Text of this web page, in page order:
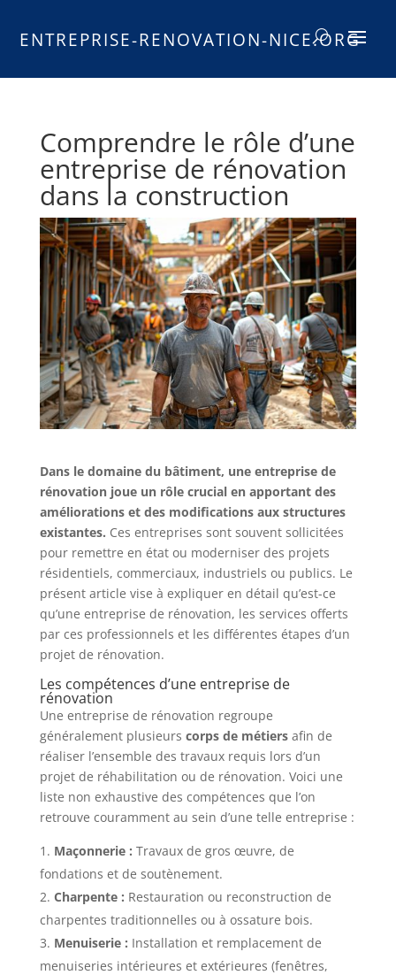
ENTREPRISE-RENOVATION-NICE.ORG
Comprendre le rôle d’une
entreprise de rénovation
dans la construction
Dans le domaine du bâtiment, une entreprise de
rénovation joue un rôle crucial en apportant des
améliorations et des modifications aux structures
existantes. Ces entreprises sont souvent sollicitées
pour remettre en état ou moderniser des projets
résidentiels, commerciaux, industriels ou publics. Le
présent article vise à expliquer en détail qu’est-ce
qu’une entreprise de rénovation, les services offerts
par ces professionnels et les différentes étapes d’un
projet de rénovation.
Les compétences d’une entreprise de
rénovation
Une entreprise de rénovation regroupe
généralement plusieurs corps de métiersafin de
réaliser l’ensemble des travaux requis lors d’un
projet de réhabilitation ou de rénovation. Voici une
liste non exhaustive des compétences que l’on
retrouve couramment au sein d’une telle entreprise :
Maçonnerie : Travaux de gros œuvre, de
fondations et de soutènement.
Charpente : Restauration ou reconstruction de
charpentes traditionnelles ou à ossature bois.
Menuiserie : Installation et remplacement de
menuiseries intérieures et extérieures (fenêtres,